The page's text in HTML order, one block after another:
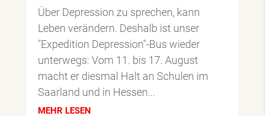
Über Depression zu sprechen, kann
Leben verändern. Deshalb ist unser
"Expedition Depression"-Bus wieder
unterwegs: Vom 11. bis 17. August
macht er diesmal Halt an Schulen im
Saarland und in Hessen...
MEHR LESEN